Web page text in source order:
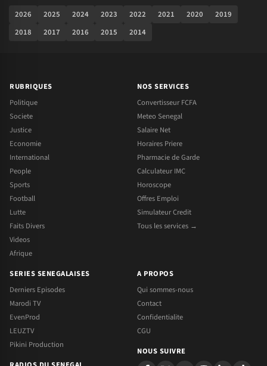
2026 2025 2024 2023 2022 2021 2020
2019
2018
2017 2016 2015 2014
RUBRIQUES
Politique
Societe
Justice
Economie
International
People
Sports
Football
Lutte
Faits Divers
Videos
Afrique
NOS SERVICES
Convertisseur FCFA
Meteo Senegal
Salaire Net
Horaires Priere
Pharmacie de Garde
Calculateur IMC
Horoscope
Offres Emploi
Simulateur Credit
Tous les services →
SERIES SENEGALAISES
Derniers Episodes
Marodi TV
EvenProd
LEUZTV
Pikini Production
A PROPOS
Qui sommes-nous
Contact
Confidentialite
CGU
NOUS SUIVRE